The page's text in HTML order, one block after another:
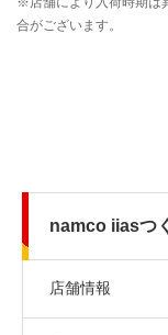
namco iiasつ
店舗情報